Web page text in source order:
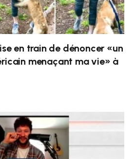
en train de dénoncer «un
menaçant ma vie» à